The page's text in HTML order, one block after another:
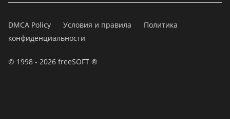
DMCA Policy Условия и правила
Политика
конфиденциальности
© 1998 - 2026 freeSOFT ®